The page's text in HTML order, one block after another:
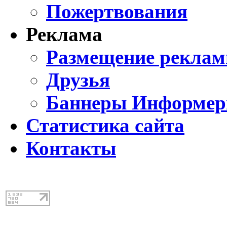
Пожертвования
Реклама
Размещение
Друзья
Баннеры
Статистика сайта
Контакты